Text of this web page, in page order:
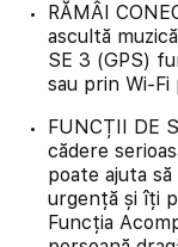
RĂMÂI
ascultă
SE 3 (GPS)
sau prin Wi-
FUNCȚII DE
cădere
poate ajuta
urgență și îți
Funcția